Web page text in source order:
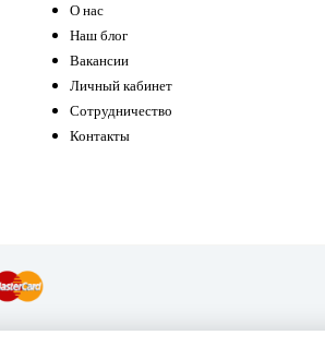
О нас
Наш блог
Вакансии
Личный кабинет
Сотрудничество
Контакты